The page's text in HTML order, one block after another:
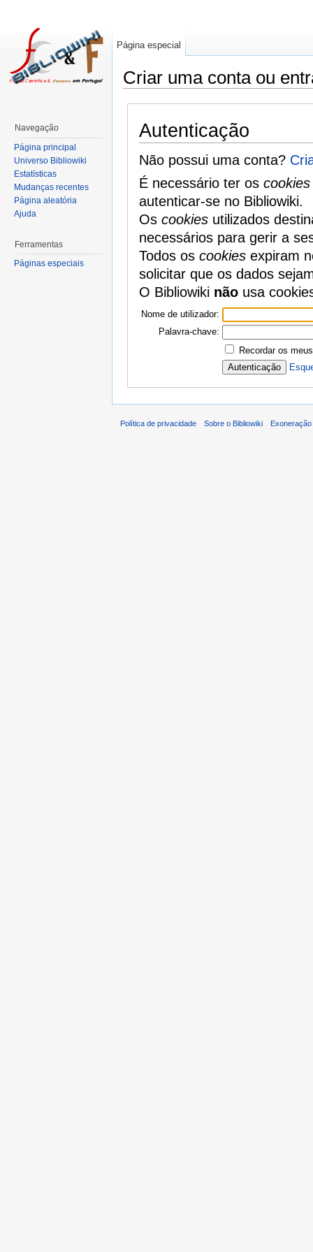
Criar uma conta ou
Autenticação
Não possui uma conta?
É necessário ter os cookies
autenticar-se no Bibliowiki.
Os cookiesutilizados
necessários para gerir a
Todos os cookiesexpiram
solicitar que os dados
O Bibliowiki nãousa
Nome de utilizador:
Palavra-chave:
Recordar os
Página especial
Navegação
Página principal
Universo Bibliowiki
Estatísticas
Mudanças recentes
Página aleatória
Ajuda
Ferramentas
Páginas especiais
Política de privacidade Sobre o Bibliowiki